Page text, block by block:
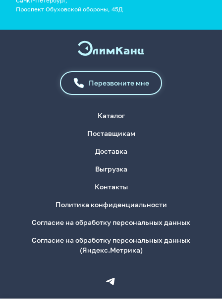
Проспект Обуховской обороны, 45Д
Перезвоните мне
Каталог
Поставщикам
Доставка
Выгрузка
Контакты
Политика конфиденциальности
Согласие на обработку персональных данных
Согласие на обработку персональных данных
(Яндекс.Метрика)